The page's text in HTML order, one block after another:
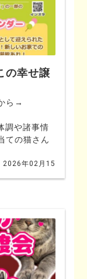
の幸せ譲
から→
や諸事情
ての猫さん
2026年02月15